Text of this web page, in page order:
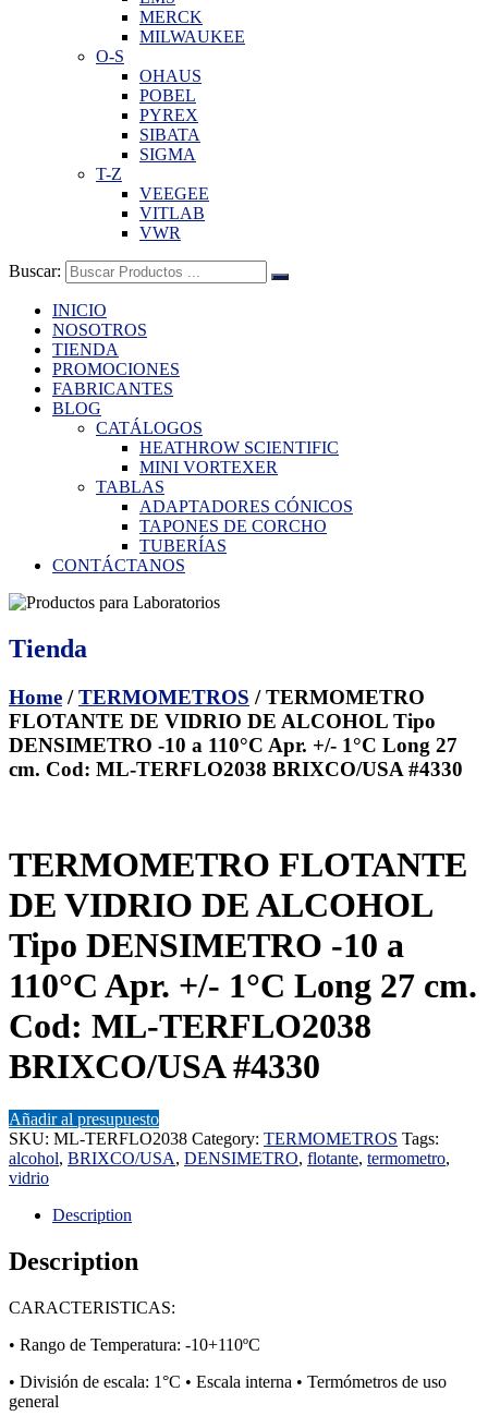
MERCK
MILWAUKEE
O-S
OHAUS
POBEL
PYREX
SIBATA
SIGMA
T-Z
VEEGEE
VITLAB
VWR
Buscar:
INICIO
NOSOTROS
TIENDA
PROMOCIONES
FABRICANTES
BLOG
CATÁLOGOS
HEATHROW SCIENTIFIC
MINI VORTEXER
TABLAS
ADAPTADORES CÓNICOS
TAPONES DE CORCHO
TUBERÍAS
CONTÁCTANOS
Tienda
Home /TERMOMETROS / TERMOMETRO
FLOTANTE DE VIDRIO DE ALCOHOL Tipo
DENSIMETRO -10 a 110°C Apr. +/- 1°C Long 27
cm. Cod: ML-TERFLO2038 BRIXCO/USA #4330
TERMOMETRO FLOTANTE
DE VIDRIO DE ALCOHOL
Tipo DENSIMETRO -10 a
110°C Apr. +/- 1°C Long 27 cm.
Cod: ML-TERFLO2038
BRIXCO/USA #4330
Añadir al presupuesto
SKU: ML-TERFLO2038 Category: TERMOMETROS Tags:
alcohol, BRIXCO/USA, DENSIMETRO, flotante, termometro,
vidrio
Description
Description
CARACTERISTICAS:
• Rango de Temperatura: -10+110ºC
• División de escala: 1°C • Escala interna • Termómetros de uso
general